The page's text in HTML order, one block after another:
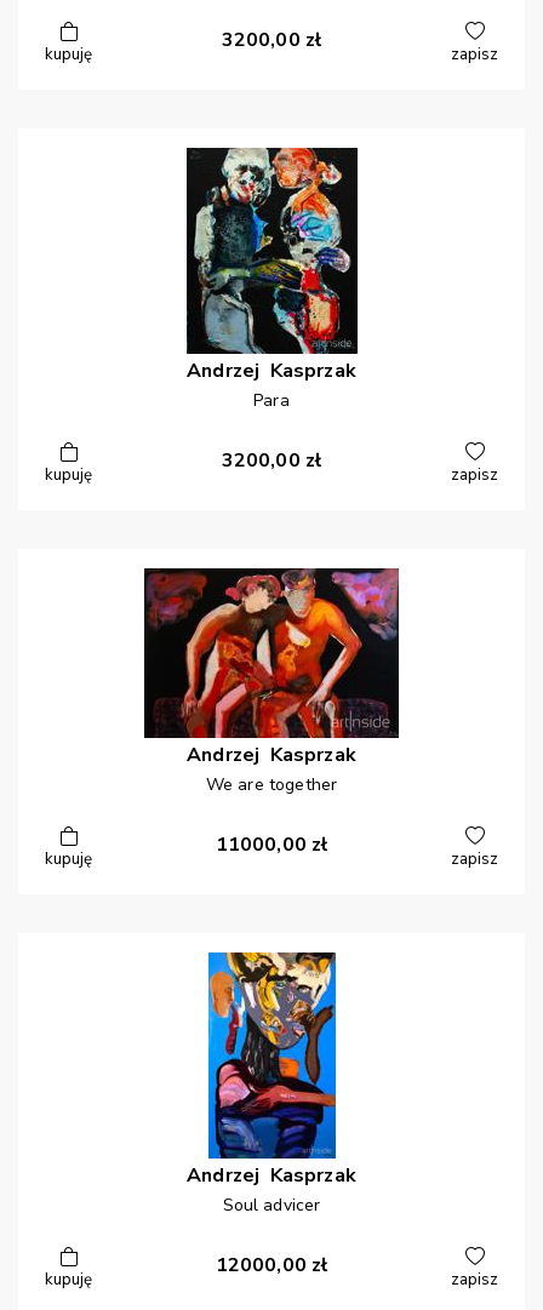
kupuję
3200,00 zł
zapisz
Andrzej Kasprzak
Para
kupuję
3200,00 zł
zapisz
Andrzej Kasprzak
We are together
kupuję
11000,00 zł
zapisz
Andrzej Kasprzak
Soul advicer
kupuję
12000,00 zł
zapisz